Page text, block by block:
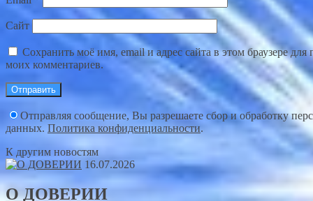
Сайт
Сохранить моё имя, email и адрес сайта в этом браузере
моих комментариев.
Отправляя сообщение, Вы разрешаете сбор и обработку
данных. Политика конфиденциальности.
К другим новостям
16.07.2026
О ДОВЕРИИ